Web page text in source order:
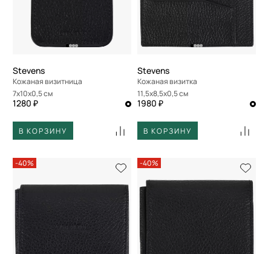
Stevens
Кожаная визитница
7x10x0,5 см
1280 ₽
В КОРЗИНУ
Stevens
Кожаная визитка
11,5x8,5x0,5 см
1980 ₽
В КОРЗИНУ
-40% -40%